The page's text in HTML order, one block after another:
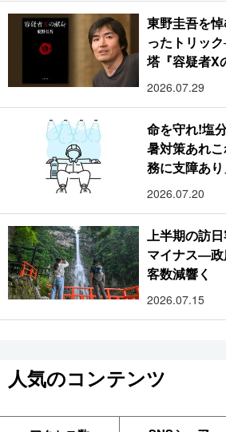
東野圭吾を
ったトリッ
塔『容疑者X
2026.07.29
命を守れ!塩
暑対策あれ
務に支障あ
2026.07.20
上半期の訪
マイナス―政
客数減響く
2026.07.15
人気のコンテンツ